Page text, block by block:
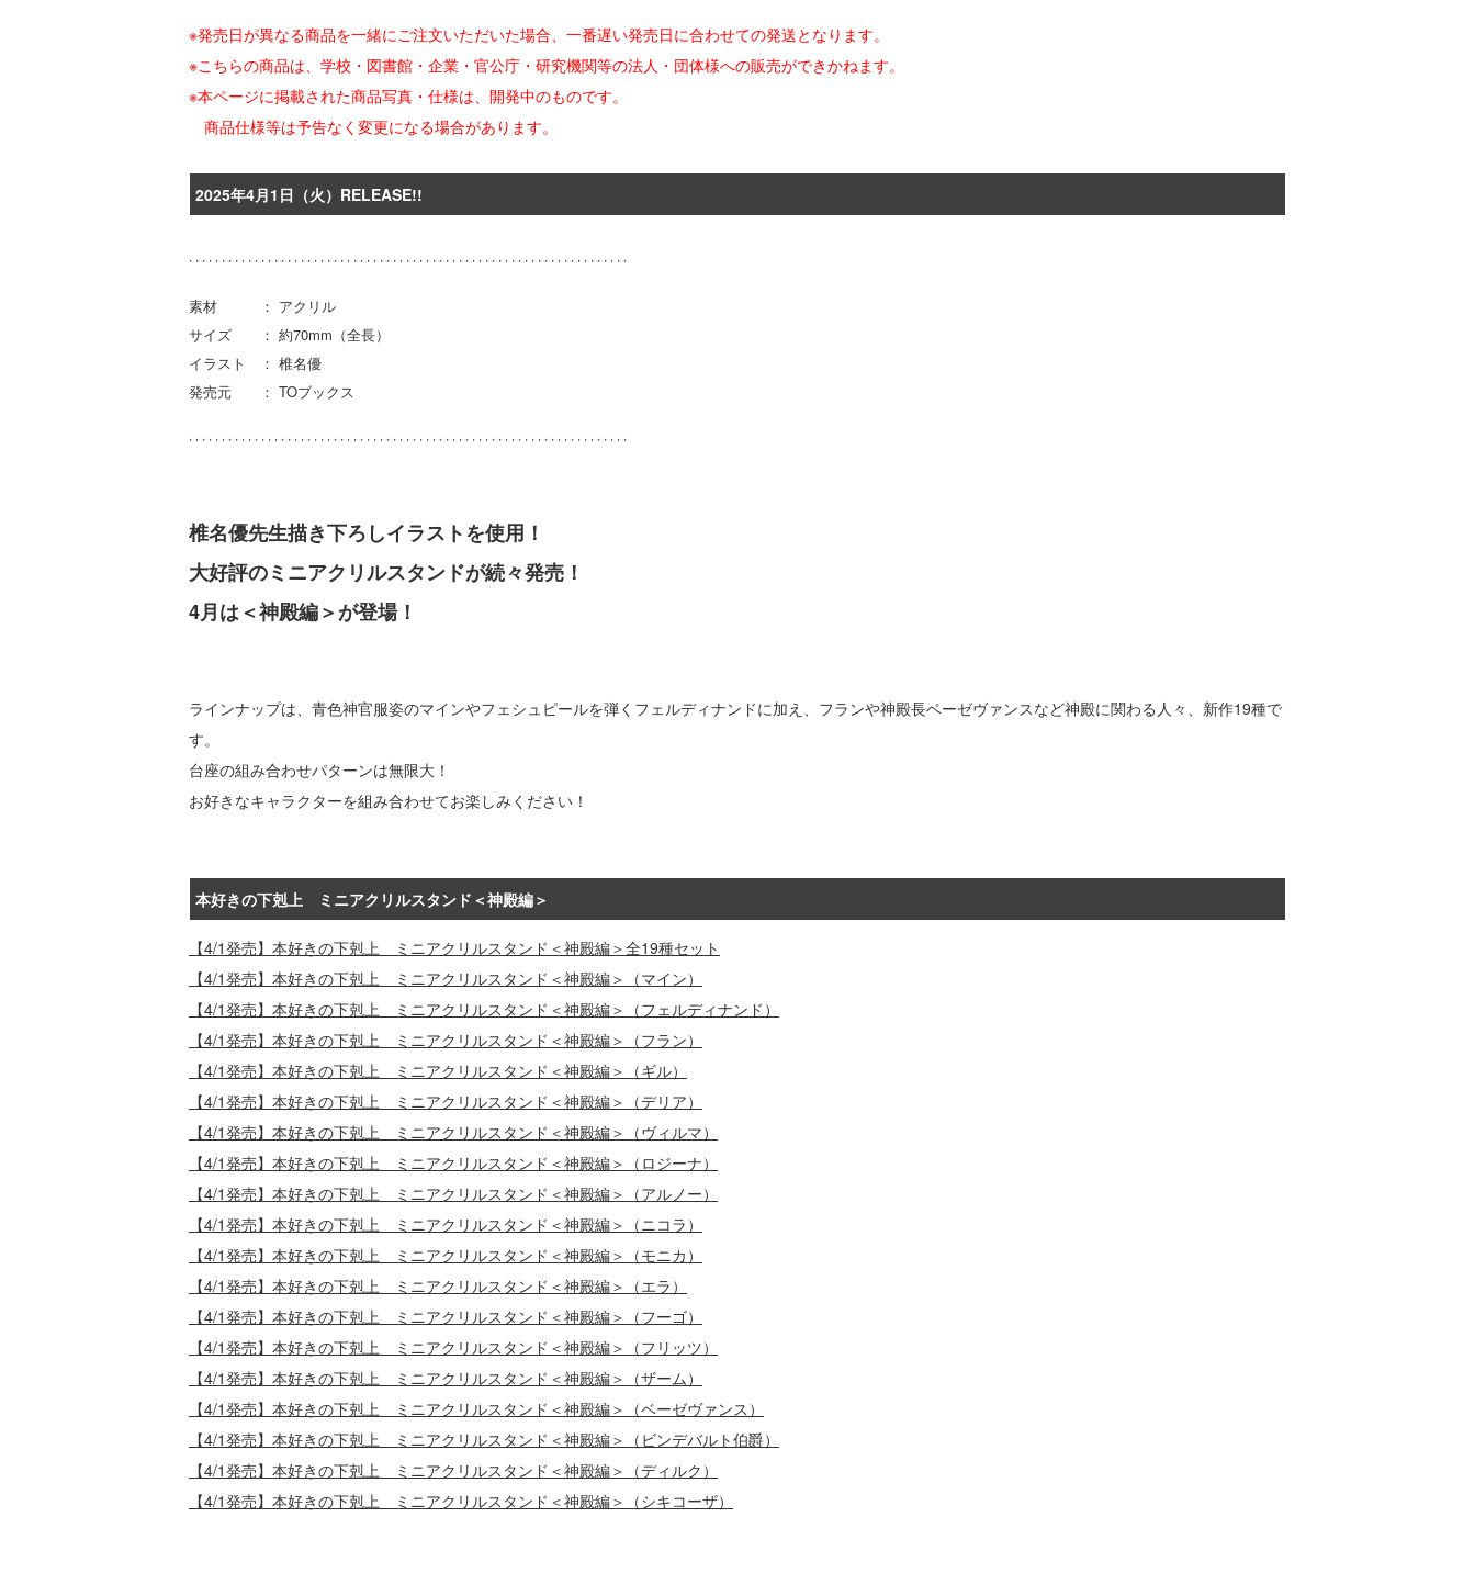
※発売日が異なる商品を一緒にご注文いただいた場合、一番遅い発売日に合わせての発送となります。
※こちらの商品は、学校・図書館・企業・官公庁・研究機関等の法人・団体様への販売ができかねます。
※本ページに掲載された商品写真・仕様は、開発中のものです。
商品仕様等は予告なく変更になる場合があります。
2025年4月1日（火）RELEASE!!
素材 ： アクリル
サイズ ： 約70mm（全長）
イラスト ： 椎名優
発売元 ： TOブックス
椎名優先生描き下ろしイラストを使用！
大好評のミニアクリルスタンドが続々発売！
4月は＜神殿編＞が登場！
ラインナップは、青色神官服姿のマインやフェシュピールを弾くフェルディナンドに加え、フランや神殿長ベーゼヴァンスなど神殿に関わる人々、新作19種で
す。
台座の組み合わせパターンは無限大！
お好きなキャラクターを組み合わせてお楽しみください！
本好きの下剋上 ミニアクリルスタンド＜神殿編＞
【4/1発売】本好きの下剋上 ミニアクリルスタンド＜神殿編＞全19種セット
【4/1発売】本好きの下剋上 ミニアクリルスタンド＜神殿編＞（マイン）
【4/1発売】本好きの下剋上 ミニアクリルスタンド＜神殿編＞（フェルディナンド）
【4/1発売】本好きの下剋上 ミニアクリルスタンド＜神殿編＞（フラン）
【4/1発売】本好きの下剋上 ミニアクリルスタンド＜神殿編＞（ギル）
【4/1発売】本好きの下剋上 ミニアクリルスタンド＜神殿編＞（デリア）
【4/1発売】本好きの下剋上 ミニアクリルスタンド＜神殿編＞（ヴィルマ）
【4/1発売】本好きの下剋上 ミニアクリルスタンド＜神殿編＞（ロジーナ）
【4/1発売】本好きの下剋上 ミニアクリルスタンド＜神殿編＞（アルノー）
【4/1発売】本好きの下剋上 ミニアクリルスタンド＜神殿編＞（ニコラ）
【4/1発売】本好きの下剋上 ミニアクリルスタンド＜神殿編＞（モニカ）
【4/1発売】本好きの下剋上 ミニアクリルスタンド＜神殿編＞（エラ）
【4/1発売】本好きの下剋上 ミニアクリルスタンド＜神殿編＞（フーゴ）
【4/1発売】本好きの下剋上 ミニアクリルスタンド＜神殿編＞（フリッツ）
【4/1発売】本好きの下剋上 ミニアクリルスタンド＜神殿編＞（ザーム）
【4/1発売】本好きの下剋上 ミニアクリルスタンド＜神殿編＞（ベーゼヴァンス）
【4/1発売】本好きの下剋上 ミニアクリルスタンド＜神殿編＞（ビンデバルト伯爵）
【4/1発売】本好きの下剋上 ミニアクリルスタンド＜神殿編＞（ディルク）
【4/1発売】本好きの下剋上 ミニアクリルスタンド＜神殿編＞（シキコーザ）